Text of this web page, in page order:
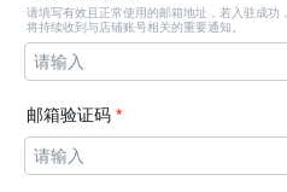
请填写有效且正常使用的邮箱地址，若入驻成功
将持续收到与店铺账号相关的重要通知。
请输入
邮箱验证码 *
请输入